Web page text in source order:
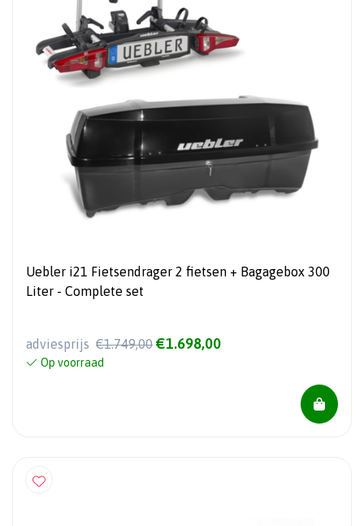
Uebler i21 Fietsendrager 2 fietsen + Bagagebox 300
Liter - Complete set
adviesprijs €1.749,00 €1.698,00
Op voorraad